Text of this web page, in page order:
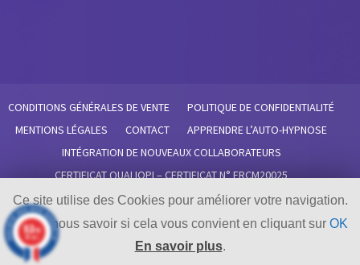
CONDITIONS GÉNÉRALES DE VENTE
POLITIQUE DE CONFIDENTIALITÉ
MENTIONS LÉGALES
CONTACT
APPRENDRE L’AUTO-HYPNOSE
INTÉGRATION DE NOUVEAUX COLLABORATEURS
CERTIFICAT QUALIOPI – CERTIFICAT N° FRCM20025
RÈGLEMENT INTÉRIEUR SISMIIK
© SISMIIK 2019 - DesignBURO SURO
Ce site utilise des Cookies pour améliorer votre navigation.
Faites-nous savoir si cela vous convient en cliquant sur OK
En savoir plus.
9.3 /10